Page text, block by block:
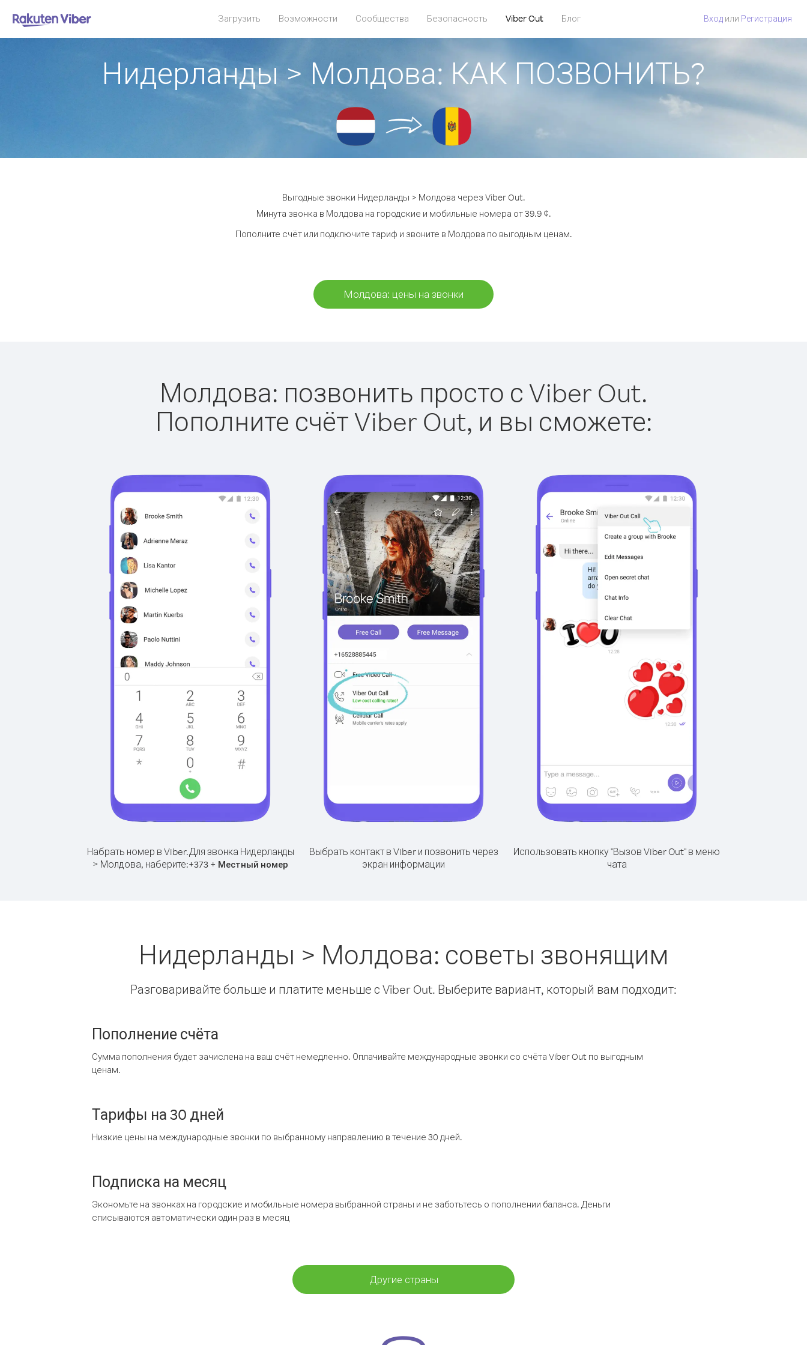
Загрузить Возможности Сообщества Безопасность Viber Out Блог Вход или Регистрация
Нидерланды > Молдова: КАК ПОЗВОНИТЬ?
Выгодные звонки Нидерланды > Молдова через Viber Out.
Минута звонка в Молдова на городские и мобильные номера от 39.9 ¢.
Пополните счёт или подключите тариф и звоните в Молдова по выгодным ценам.
Молдова: цены на звонки
Молдова: позвонить просто с Viber Out.
Пополните счёт Viber Out, и вы сможете:
Набрать номер в Viber.Для звонка Нидерланды
> Молдова, наберите:+373 + Местный номер
Выбрать контакт в Viber и позвонить через
экран информации
Использовать кнопку "Вызов Viber Out" в меню
чата
Нидерланды > Молдова: советы звонящим
Разговаривайте больше и платите меньше с Viber Out. Выберите вариант, который вам подходит:
Пополнение счёта
Сумма пополнения будет зачислена на ваш счёт немедленно. Оплачивайте международные звонки со счёта Viber Out по выгодным
ценам.
Тарифы на 30 дней
Низкие цены на международные звонки по выбранному направлению в течение 30 дней.
Подписка на месяц
Экономьте на звонках на городские и мобильные номера выбранной страны и не заботьтесь о пополнении баланса. Деньги
списываются автоматически один раз в месяц
Другие страны